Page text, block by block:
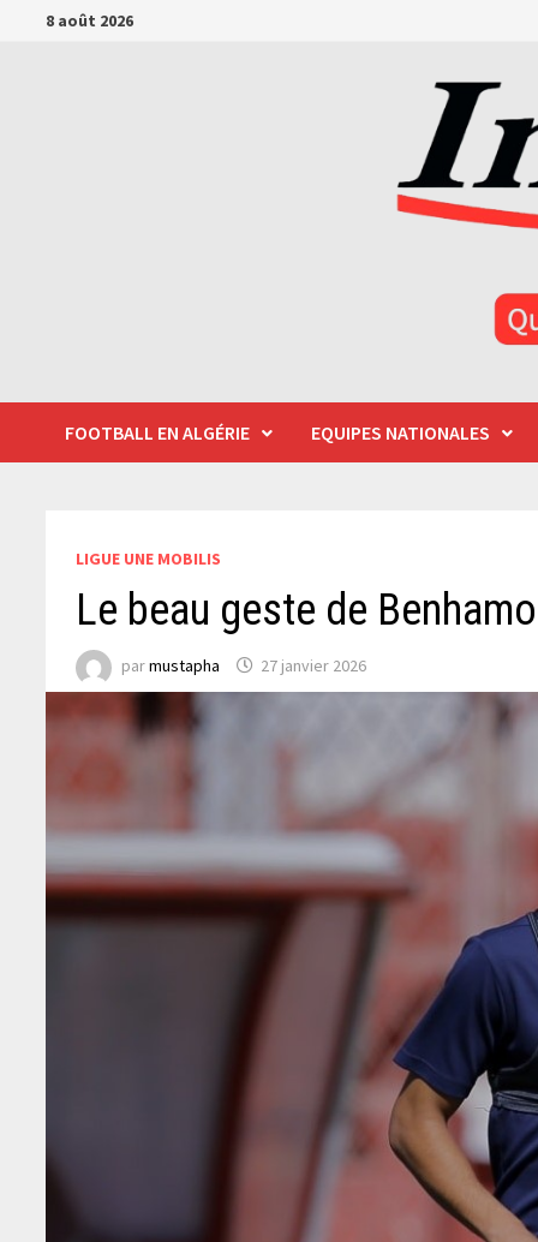
Passer8 août 2026
FOOTBALL EN ALGÉRIE EQUIPES NATIONALES
LIGUE UNE MOBILIS
Le beau geste de
parmustapha 27 janvier 2026